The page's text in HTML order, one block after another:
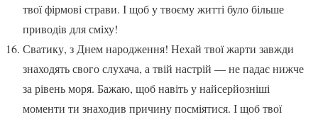
твої фірмові страви. І щоб у твоєму житті було більше
приводів для сміху!
Сватику, з Днем народження! Нехай твої жарти завжди
знаходять свого слухача, а твій настрій — не падає нижче
за рівень моря. Бажаю, щоб навіть у найсерйозніші
моменти ти знаходив причину посміятися. І щоб твої